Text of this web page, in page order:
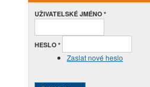
UŽIVATELSKÉ JMÉNO *
HESLO *
Zaslat nové heslo